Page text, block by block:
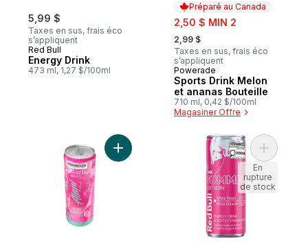
5,99 $
Taxes en sus, frais éco
s’appliquent
Red Bull
Energy Drink
473 ml, 1,27 $/100ml
Préparé au Canada
sale:
2,50 $ MIN 2
, formerly:
2,99 $
Taxes en sus, frais éco
s’appliquent
Préparé au Canada
Powerade
Sports Drink Melon
et ananas Bouteille
710 ml, 0,42 $/100ml
Magasiner Offre
Ajouter Boisson énergisante Barbotine
Ajouter
En
rupture
de stock